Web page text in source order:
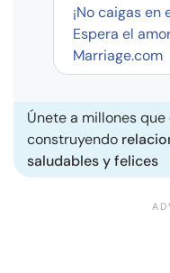
¡No caigas
Espera el
Marriage.com
Únete a millones que
construyendo
saludables y felices